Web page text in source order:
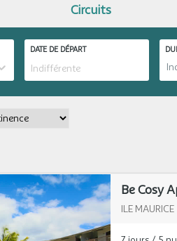
Circuits
DATE DE DÉPART
Be Cosy
ILE MAURICE